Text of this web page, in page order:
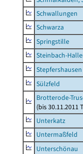
Schwallungen
Schwarza
Springstille
Steinbach-
Stepfershausen
Sülzfeld
Brotterode-
(bis 30.11.2011
Unterkatz
Untermaßfeld
Unterschönau